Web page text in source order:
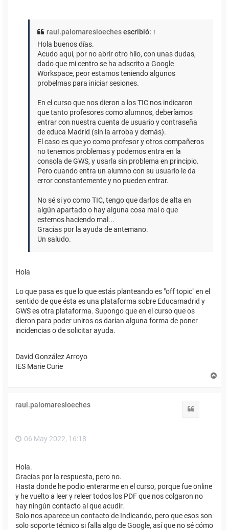
raul.palomaresloechesescribió: ↑
Hola buenos días.
Acudo aquí, por no abrir otro hilo, con unas dudas,
dado que mi centro se ha adscrito a Google
Workspace, peor estamos teniendo algunos
probelmas para iniciar sesiones.
En el curso que nos dieron a los TIC nos indicaron
que tanto profesores como alumnos, deberíamos
entrar con nuestra cuenta de usuario y contraseña
de educa Madrid (sin la arroba y demás).
El caso es que yo como profesor y otros compañeros
no tenemos problemas y podemos entra en la
consola de GWS, y usarla sin problema en principio.
Pero cuando entra un alumno con su usuario le da
error constantemente y no pueden entrar.
No sé si yo como TIC, tengo que darlos de alta en
algún apartado o hay alguna cosa mal o que
estemos haciendo mal...
Gracias por la ayuda de antemano.
Un saludo.
Hola
Lo que pasa es que lo que estás planteando es "off topic" en el
sentido de que ésta es una plataforma sobre Educamadrid y
GWS es otra plataforma. Supongo que en el curso que os
dieron para poder uniros os darían alguna forma de poner
incidencias o de solicitar ayuda.
David González Arroyo
IES Marie Curie
raul.palomaresloeches
06 May 2022, 16:18
Hola.
Gracias por la respuesta, pero no.
Hasta donde he podio enterarme en el curso, porque fue online
y he vuelto a leer y releer todos los PDF que nos colgaron no
hay ningún contacto al que acudir.
Solo nos aparece un contacto de Indicando, pero que esos son
solo soporte técnico si falla algo de Google, así que no sé cómo